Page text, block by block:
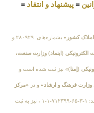
≡ پیشنهاد و انتقاد ≡
املاک کشور» بشماره‌های: ۲۸۰۹۲۹ و
الکترونیکی (اینماد) وزارت صنعت،
(اِمتا)» نیز ثبت شده است و
فرهنگ و ارشاد» و در «مرکز
بشماره شامَد: ۱-۳-۶۵-۷۱۲۳۹۹-۱-۱ ، نیز به ثبت